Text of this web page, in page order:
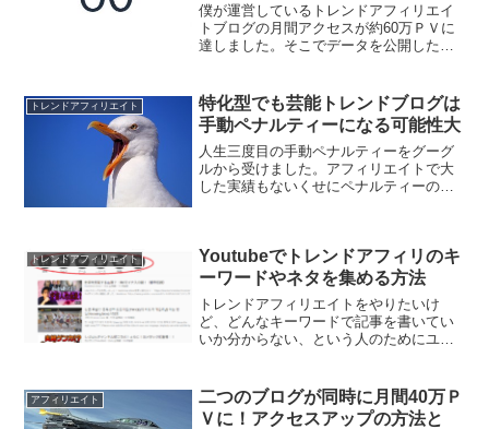
僕が運営しているトレンドアフィリエイ
トブログの月間アクセスが約60万ＰＶに
達しました。そこでデータを公開したい
トレンドアフィリエイト
特化型でも芸能トレンドブログは
手動ペナルティーになる可能性大
人生三度目の手動ペナルティーをグーグ
ルから受けました。アフィリエイトで大
した実績もないくせにペナルティーの経
プのブログ、特化型ブログ...
トレンドアフィリエイト
Youtubeでトレンドアフィリのキ
ーワードやネタを集める方法
トレンドアフィリエイトをやりたいけ
ど、どんなキーワードで記事を書いてい
いか分からない、という人のためにユー
上昇をチェックするユーチューブにはユ
ーチューブ上で話題...
アフィリエイト
二つのブログが同時に月間40万Ｐ
Ｖに！アクセスアップの方法と